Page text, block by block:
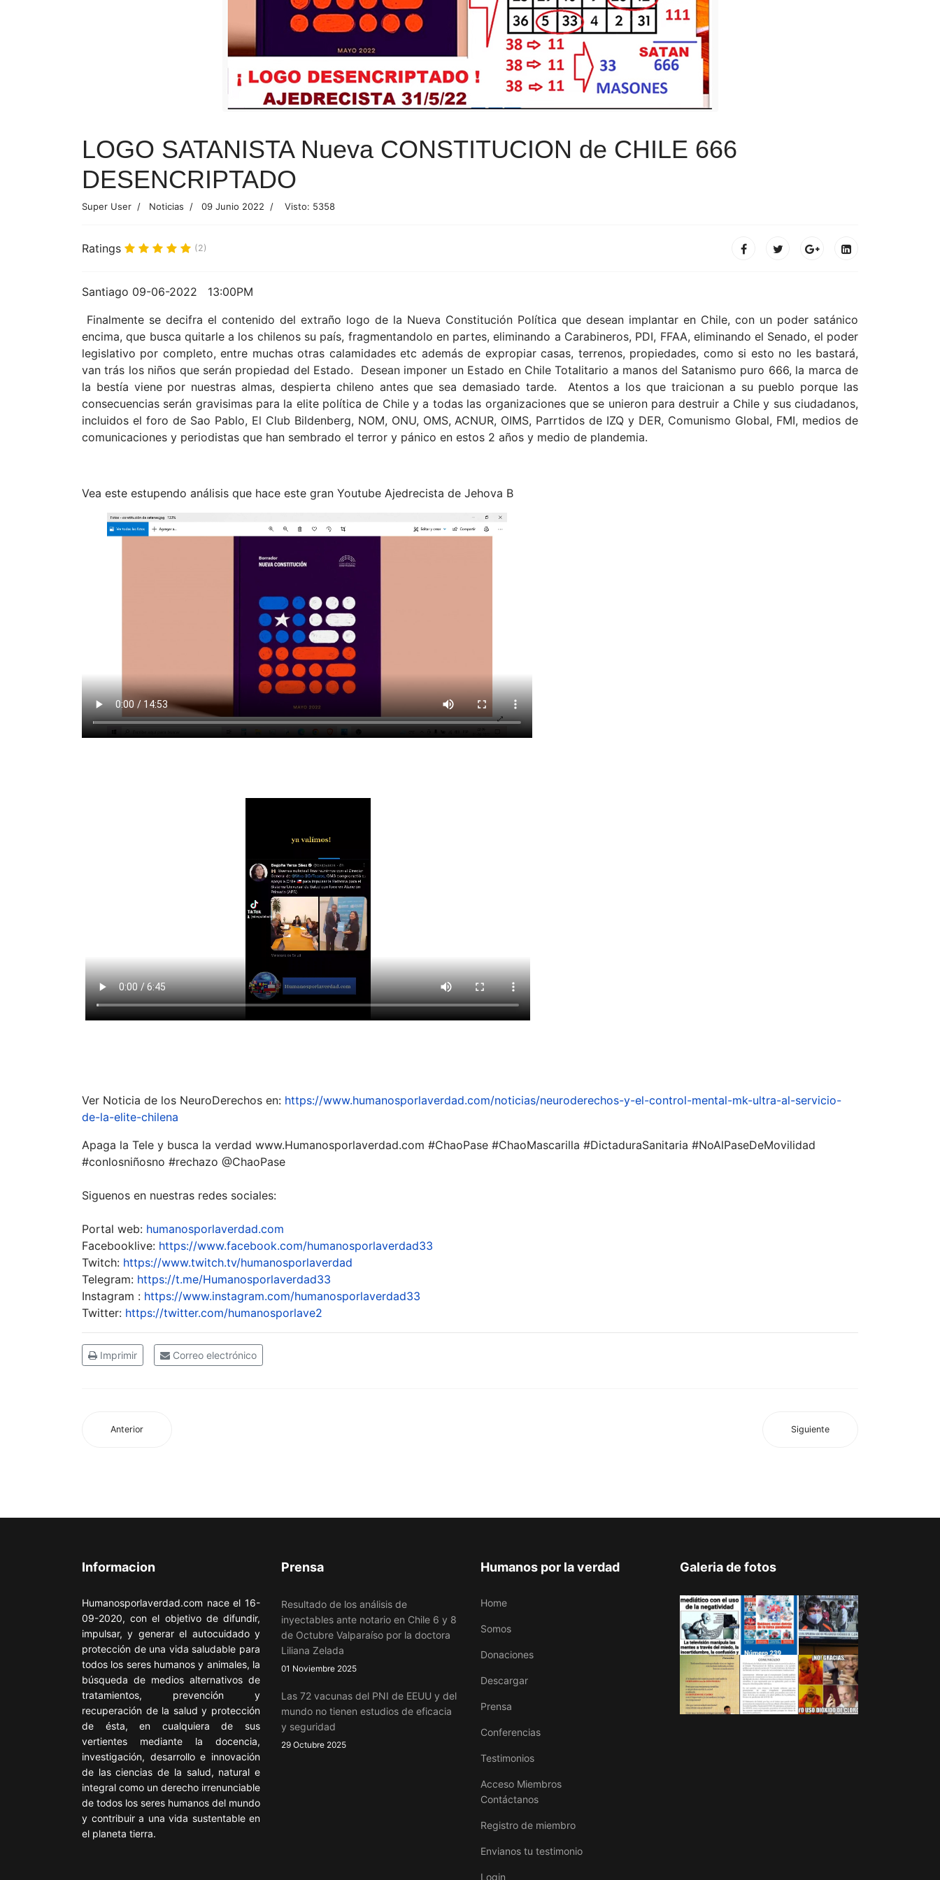
LOGO SATANISTA Nueva CONSTITUCION de CHILE 666
DESENCRIPTADO
Super User Noticias 09 Junio 2022 Visto: 5358
Ratings (2)
Santiago 09-06-2022 13:00PM
Finalmente se decifra el contenido del extraño logo de la Nueva Constitución Política que desean implantar en Chile, con un poder satánico
encima, que busca quitarle a los chilenos su país, fragmentandolo en partes, eliminando a Carabineros, PDI, FFAA, eliminando el Senado, el poder
legislativo por completo, entre muchas otras calamidades etc además de expropiar casas, terrenos, propiedades, como si esto no les bastará,
van trás los niños que serán propiedad del Estado. Desean imponer un Estado en Chile Totalitario a manos del Satanismo puro 666, la marca de
la bestía viene por nuestras almas, despierta chileno antes que sea demasiado tarde. Atentos a los que traicionan a su pueblo porque las
consecuencias serán gravisimas para la elite política de Chile y a todas las organizaciones que se unieron para destruir a Chile y sus ciudadanos,
incluidos el foro de Sao Pablo, El Club Bildenberg, NOM, ONU, OMS, ACNUR, OIMS, Parrtidos de IZQ y DER, Comunismo Global, FMI, medios de
comunicaciones y periodistas que han sembrado el terror y pánico en estos 2 años y medio de plandemia.
Vea este estupendo análisis que hace este gran Youtube Ajedrecista de Jehova B
Ver Noticia de los NeuroDerechos en: https://www.humanosporlaverdad.com/noticias/neuroderechos-y-el-control-mental-mk-ultra-al-servicio-
de-la-elite-chilena
Apaga la Tele y busca la verdad www.Humanosporlaverdad.com #ChaoPase #ChaoMascarilla #DictaduraSanitaria #NoAlPaseDeMovilidad
#conlosniñosno #rechazo @ChaoPase
Siguenos en nuestras redes sociales:
Portal web: humanosporlaverdad.com
Facebooklive: https://www.facebook.com/humanosporlaverdad33
Twitch: https://www.twitch.tv/humanosporlaverdad
Telegram: https://t.me/Humanosporlaverdad33
Instagram : https://www.instagram.com/humanosporlaverdad33
Twitter: https://twitter.com/humanosporlave2
Imprimir Correo electrónico
Anterior Siguiente
Informacion
Humanosporlaverdad.com nace el 16-
09-2020, con el objetivo de difundir,
impulsar, y generar el autocuidado y
protección de una vida saludable para
todos los seres humanos y animales, la
búsqueda de medios alternativos de
tratamientos, prevención y
recuperación de la salud y protección
de ésta, en cualquiera de sus
vertientes mediante la docencia,
investigación, desarrollo e innovación
de las ciencias de la salud, natural e
integral como un derecho irrenunciable
de todos los seres humanos del mundo
y contribuir a una vida sustentable en
el planeta tierra.
Prensa
Resultado de los análisis de
inyectables ante notario en Chile 6 y 8
de Octubre Valparaíso por la doctora
Liliana Zelada
01 Noviembre 2025
Las 72 vacunas del PNI de EEUU y del
mundo no tienen estudios de eficacia
y seguridad
29 Octubre 2025
Humanos por la verdad
Home
Somos
Donaciones
Descargar
Prensa
Conferencias
Testimonios
Acceso Miembros
Contáctanos
Registro de miembro
Envianos tu testimonio
Login
Galeria de fotos